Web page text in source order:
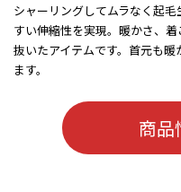
シャーリングしてムラなく起
すい伸縮性を実現。暖かさ、
抜いたアイテムです。首元も
ます。
商品